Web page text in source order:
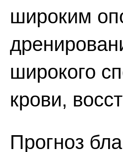
широким
широкого
крови,
Прогноз